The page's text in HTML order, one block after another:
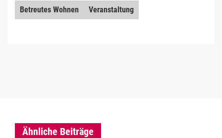
Betreutes Wohnen Veranstaltung
Ähnliche Beiträge